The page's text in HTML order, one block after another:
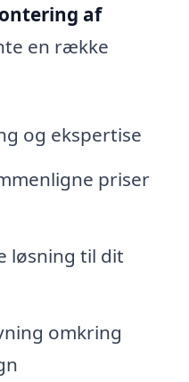
af
en række
og ekspertise
priser
løsning til dit
omkring